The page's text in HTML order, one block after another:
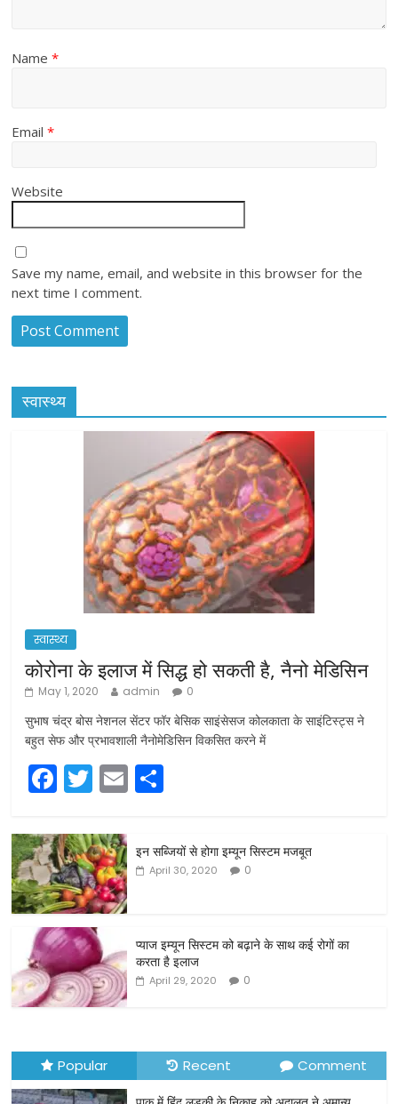
Name*
Email*
Website
Save my name, email, and website in this browser for the
next time I comment.
स्वास्थ्य
स्वास्थ्य
कोरोना के इलाज में सिद्ध हो सकती है, नैनो मेडिसिन
May 1, 2020 admin 0
सुभाष चंद्र बोस नेशनल सेंटर फॉर बेसिक साइंसेसज कोलकाता के साइंटिस्ट्स ने
बहुत सेफ और प्रभावशाली नैनोमेडिसिन विकसित करने में
F
c
e
b
o
o
k
T
itt
er
E
ar
e
इन सब्जियों से होगा इम्यून सिस्टम मजबूत
April 30, 2020 0
प्याज इम्यून सिस्टम को बढ़ाने के साथ कई रोगों का
करता है इलाज
April 29, 2020 0
Popular Recent Comment